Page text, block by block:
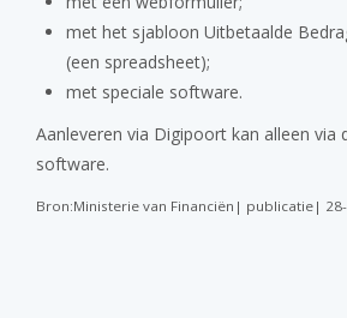
met het sjabloon Uitbetaalde
(een spreadsheet);
met speciale software.
Aanleveren via Digipoort kan alleen via
software.
Bron:Ministerie van Financiën| publicatie|